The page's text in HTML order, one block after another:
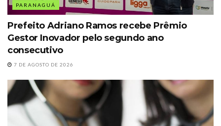
PARANAGUÁ
Prefeito Adriano Ramos recebe Prêmio
Gestor Inovador pelo segundo ano
consecutivo
7 DE AGOSTO DE 2026